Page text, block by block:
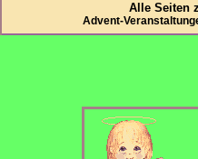
Alle Seiten
Advent-